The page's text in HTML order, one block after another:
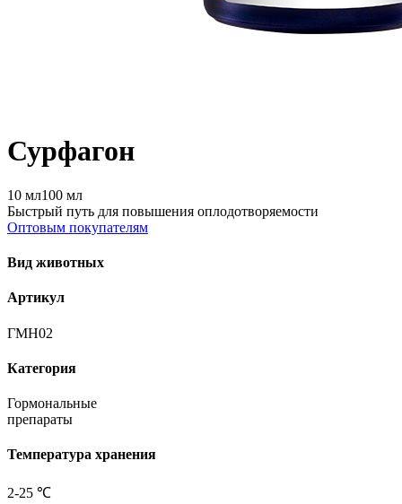
Сурфагон
10 мл100 мл
Быстрый путь для повышения оплодотворяемости
Оптовым покупателям
Вид животных
Артикул
ГМН02
Категория
Гормональные
препараты
Температура хранения
2-25 ℃